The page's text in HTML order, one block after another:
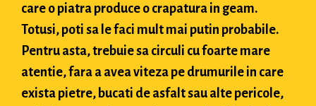
care o piatra produce o crapatura in geam.
Totusi, poti sa le faci mult mai putin probabile.
Pentru asta, trebuie sa circuli cu foarte mare
atentie, fara a avea viteza pe drumurile in care
exista pietre, bucati de asfalt sau alte pericole,